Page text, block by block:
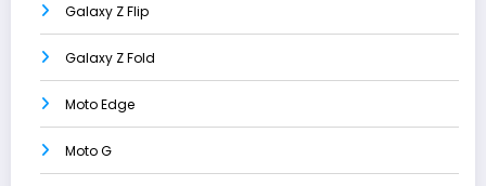
Galaxy Z Flip
Galaxy Z Fold
Moto Edge
Moto G